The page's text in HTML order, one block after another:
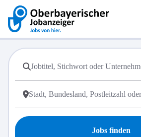
Jobs finden